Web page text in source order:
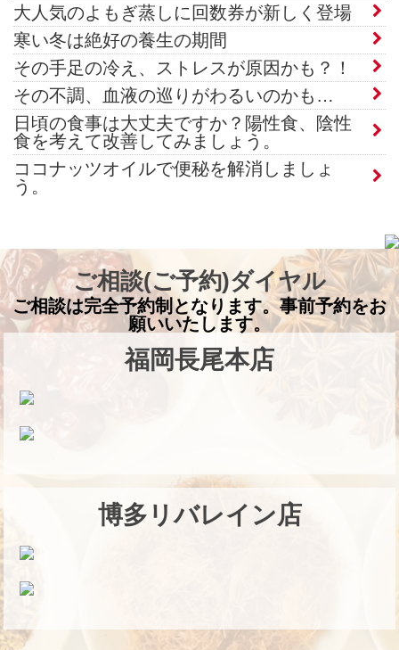
大人気のよもぎ蒸しに回数券が新しく登場
寒い冬は絶好の養生の期間
その手足の冷え、ストレスが原因かも？！
その不調、血液の巡りがわるいのかも…
日頃の食事は大丈夫ですか？陽性食、陰性
食を考えて改善してみましょう。
ココナッツオイルで便秘を解消しましょ
う。
ご相談(ご予約)ダイヤル
ご相談は完全予約制となります。事前予約をお
願いいたします。
福岡長尾本店
博多リバレイン店